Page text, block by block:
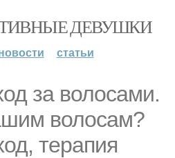
ДЕВУШКИ
статьи
за волосами.
волосам?
терапия